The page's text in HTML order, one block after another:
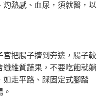
灼熱感、血尿，須就醫，以
把腸子擠到旁邊，腸子較
纖維質蔬果，不要吃飽就躺
走平路、踩固定式腳踏